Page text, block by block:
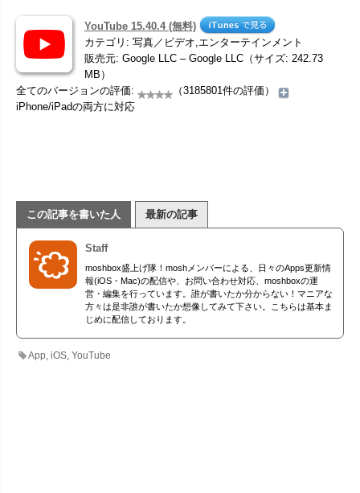
YouTube 15.40.4 (無料)
カテゴリ: 写真／ビデオ,エンターテインメント
販売元: Google LLC – Google LLC（サイズ: 242.73
MB）
全てのバージョンの評価:
（3185801件の評価）
iPhone/iPadの両方に対応
この記事を書いた人 最新の記事
Staff
moshbox盛上げ隊！moshメンバーによる、日々のApps更新情
報(iOS・Mac)の配信や、お問い合わせ対応、moshboxの運
営・編集を行っています。誰が書いたか分からない！マニアな
方々は是非誰が書いたか想像してみて下さい。こちらは基本ま
じめに配信しております。
App ,iOS ,YouTube